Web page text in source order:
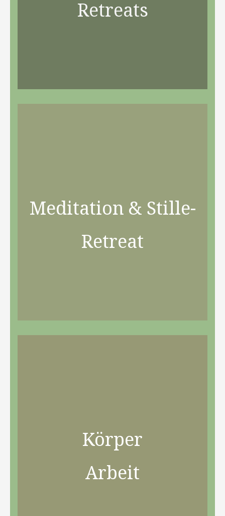
Retreats
Meditation & Stille-
Retreat
Körper
Arbeit